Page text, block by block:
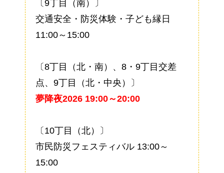
〔9丁目（南）〕
交通安全・防災体験・子ども縁日
11:00～15:00
〔8丁目（北・南）、8・9丁目交差
点、9丁目（北・中央）〕
夢降夜2026 19:00～20:00
〔10丁目（北）〕
市民防災フェスティバル 13:00～
15:00